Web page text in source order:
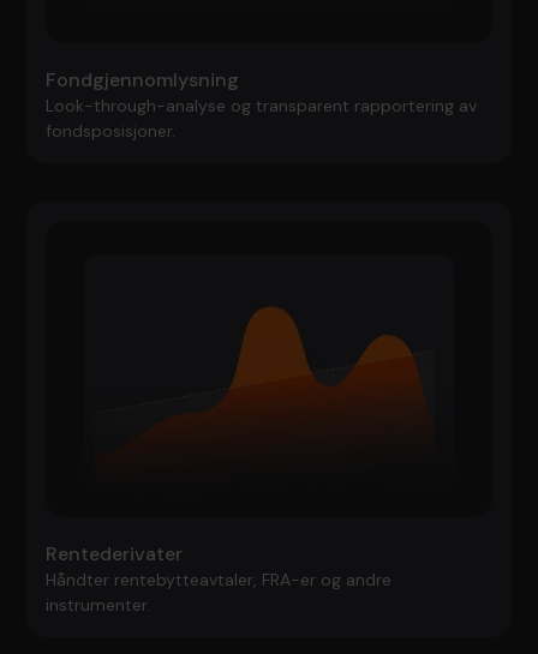
Fondgjennomlysning
Look-through-analyse og transparent rapportering av
fondsposisjoner.
Rentederivater
Håndter rentebytteavtaler, FRA-er og andre
instrumenter.